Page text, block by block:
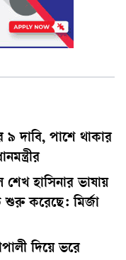
৯ দাবি, পাশে থাকার
শেখ হাসিনার ভাষায়
করেছে: মির্জা
দিয়ে ভরে